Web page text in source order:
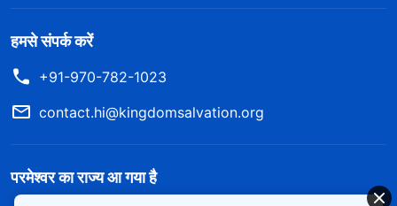
हमसे संपर्क करें
+91-970-782-1023
contact.hi@kingdomsalvation.org
परमेश्वर का राज्य आ गया है